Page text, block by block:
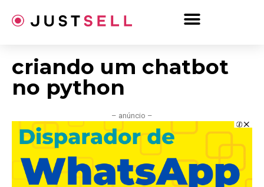
para
criando um chatbot
no python
– anúncio –